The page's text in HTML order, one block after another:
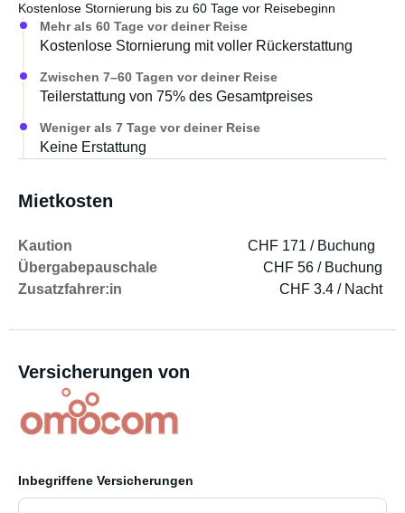
Kostenlose Stornierung bis zu 60 Tage vor Reisebeginn
Mehr als 60 Tage vor deiner Reise
Kostenlose Stornierung mit voller Rückerstattung
Zwischen 7–60 Tagen vor deiner Reise
Teilerstattung von 75% des Gesamtpreises
Weniger als 7 Tage vor deiner Reise
Keine Erstattung
Mietkosten
Kaution
CHF 171 / Buchung
Übergabepauschale
CHF 56 / Buchung
Zusatzfahrer:in
CHF 3.4 / Nacht
Versicherungen von
Inbegriffene Versicherungen